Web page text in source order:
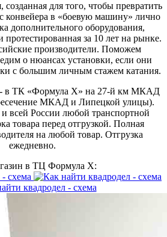
для того, чтобы превратить
конвейера в «боевую машину» лично
дополнительного оборудования,
протестированная за 10 лет на рынке.
производители. Поможем
о нюансах установки, если они
с большим личным стажем катания.
- в ТК «Формула X» на 27-й км МКАД
МКАД и Липецкой улицы).
всей России любой транспортной
товара перед отгрузкой. Полная
на любой товар. Отгрузка
ежедневно.
в ТЦ Формула Х: